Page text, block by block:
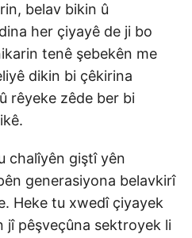
belav bikin û
her çiyayê de ji bo
tenê şebekên me
dikin bi çêkirina
rêyeke zêde ber bi
chalîyên giştî yên
generasiyona belavkirî
Heke tu xwedî çiyayek
jî pêşveçûna sektroyek li